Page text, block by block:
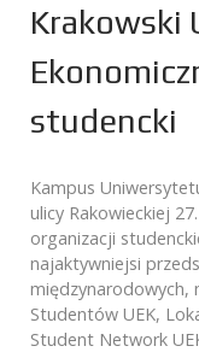
Krakowski
studencki
Kampus
ulicy Rakowieckiej
organizacji
najaktywniejsi
międzynarodowych,
Studentów UEK,
Student Network